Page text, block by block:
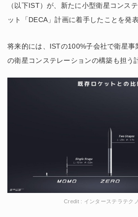
（以下IST）が、新たに小型衛星コンス
ット「DECA」計画に着手したことを発
将来的には、ISTの100%子会社で衛星
の衛星コンステレーションの構築も担う
Credit : インターステラテク